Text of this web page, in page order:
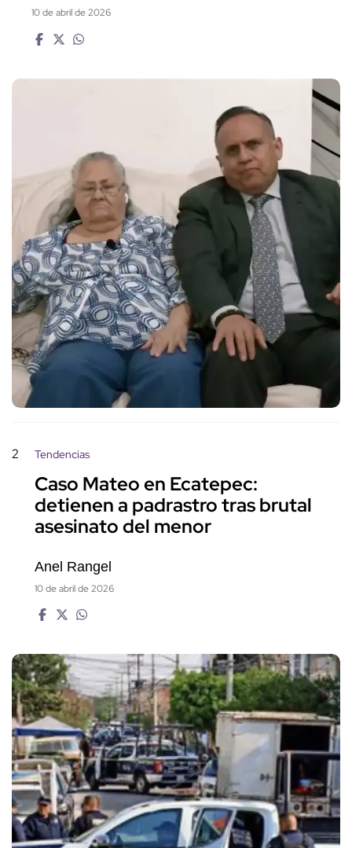
10 de abril de 2026
2 Tendencias
Caso Mateo en Ecatepec:
detienen a padrastro tras brutal
asesinato del menor
Anel Rangel
10 de abril de 2026